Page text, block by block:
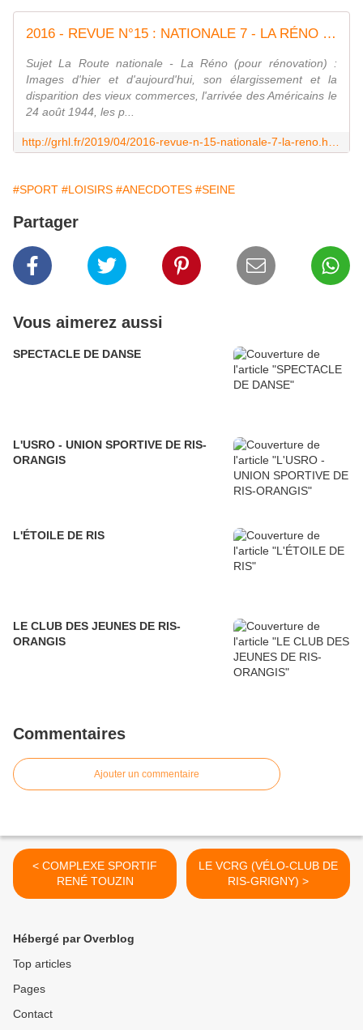
2016 - REVUE N°15 : NATIONALE 7 - LA RÉNO - GRHL - Groupe Rissois d'Histoire Locale - Association
Sujet La Route nationale - La Réno (pour rénovation) :
Images d'hier et d'aujourd'hui, son élargissement et la
disparition des vieux commerces, l'arrivée des Américains le
24 août 1944, les p...
#SPORT #LOISIRS #ANECDOTES #SEINE
Partager
Vous aimerez aussi
SPECTACLE DE DANSE
L'USRO - UNION SPORTIVE DE RIS-
ORANGIS
L'ÉTOILE DE RIS
LE CLUB DES JEUNES DE RIS-
ORANGIS
Commentaires
Ajouter un commentaire
< COMPLEXE SPORTIF
RENÉ TOUZIN
LE VCRG (VÉLO-CLUB DE
RIS-GRIGNY) >
Hébergé par Overblog
Top articles
Pages
Contact